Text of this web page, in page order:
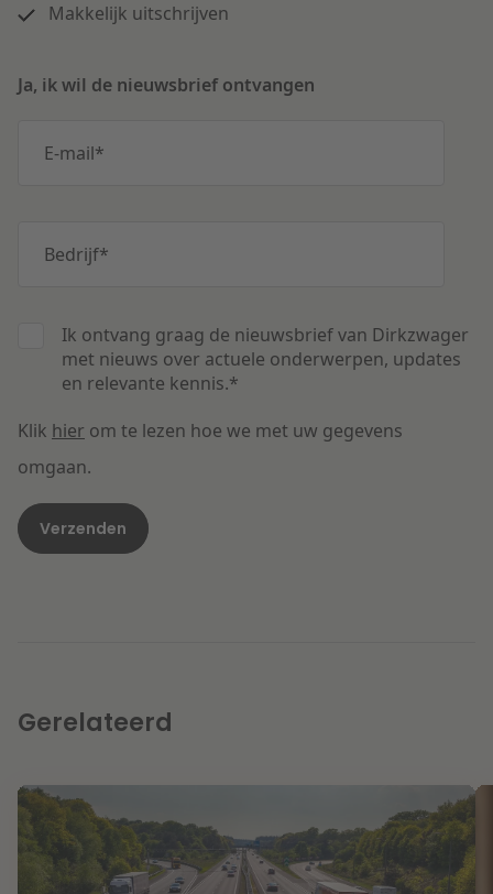
Makkelijk uitschrijven
Ja, ik wil de nieuwsbrief ontvangen
E-mail*
Bedrijf*
Ik ontvang graag de nieuwsbrief van Dirkzwager
met nieuws over actuele onderwerpen, updates
en relevante kennis.*
Klik hier om te lezen hoe we met uw gegevens
omgaan.
Gerelateerd